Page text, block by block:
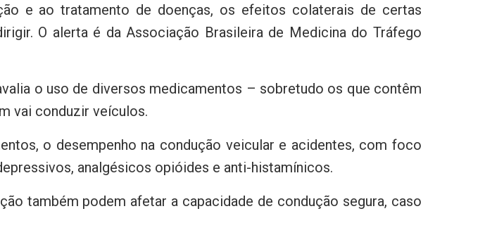
e ao tratamento de doenças, os efeitos colaterais de certas
O alerta é da Associação Brasileira de Medicina do Tráfego
o uso de diversos medicamentos – sobretudo os que contêm
vai conduzir veículos.
o desempenho na condução veicular e acidentes, com foco
analgésicos opióides e anti-histamínicos.
também podem afetar a capacidade de condução segura, caso